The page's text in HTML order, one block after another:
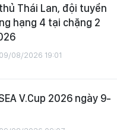
Thái Lan, đội tuyển
hạng 4 tại chặng 2
09/08/2026 19:01
V.Cup 2026 ngày 9-